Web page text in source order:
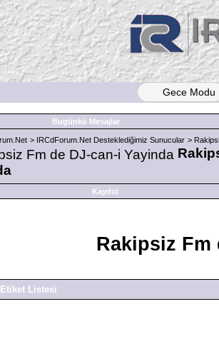
Gece Modu
Bugünkü Mesajlar
> IRCdForum.Net Desteklediğimiz Sunucular >
Kaydol
Rakipsiz Fm
Etiket Listesi